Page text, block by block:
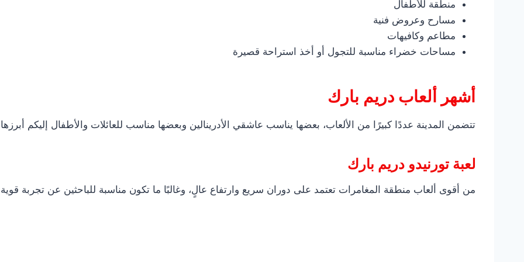
منطقة للأطفال
مسارح وعروض فنية
مطاعم وكافيهات
مساحات خضراء مناسبة للتجول أو أخذ استراحة قصيرة
أشهر ألعاب دريم بارك
تتضمن المدينة عددًا كبيرًا من الألعاب، بعضها يناسب عاشقي الأدرينالين وبعضها مناسب للعائلات والأطفال إليكم
لعبة تورنيدو دريم بارك
من أقوى ألعاب منطقة المغامرات تعتمد على دوران سريع وارتفاع عالٍ، وغالبًا ما تكون مناسبة للباحثين عن تجربة